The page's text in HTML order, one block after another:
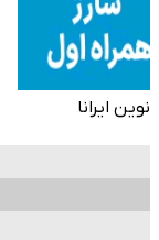
نوین ایرانا